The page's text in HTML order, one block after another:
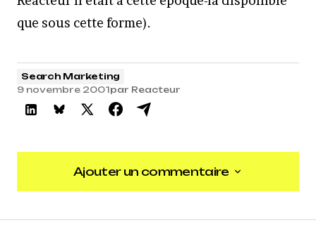
que sous cette forme).
Search Marketing
9 novembre 2001par Reacteur
Ajouter un commentaire
Ajouter un commentaire